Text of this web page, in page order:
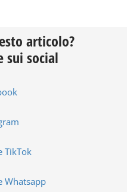
articolo?
sui social
TikTok
Whatsapp